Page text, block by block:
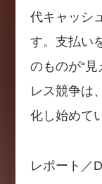
代キャッシ
す。支払い
のものが“見
レス競争は
化し始めて
レポート／